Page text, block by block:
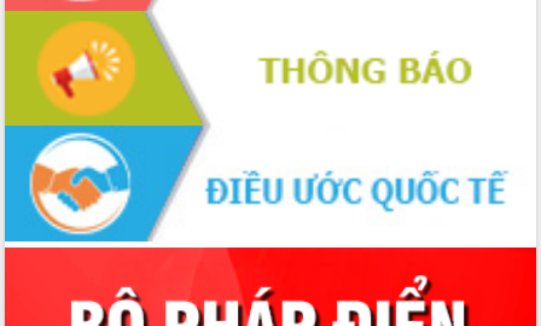
Gặp mặt các cơ quan báo chí nhân Kỷ
niệm 101 năm Ngày Báo chí Cách
mạng Việt Nam
Đắk Lắk sơ kết 4 năm triển khai thực
hiện Đề án 06 của Chính phủ
Họp báo thông tin về Hội nghị Công bố
Quy hoạch và Xúc tiến đầu tư tỉnh Đắk
Lắk
Khơi thông điểm nghẽn, đẩy nhanh
giải ngân vốn khắc phục thiên tai
HĐND tỉnh thông qua điều chỉnh Quy
hoạch tỉnh thời kỳ 2021-2030